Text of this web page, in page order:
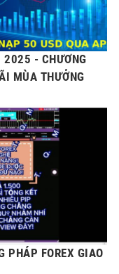
2025 - CHƯƠNG
MÙA THƯỞNG
PHÁP FOREX GIAO